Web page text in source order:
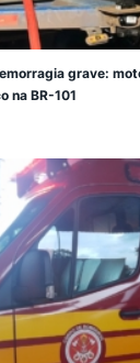
grave:
na BR-101